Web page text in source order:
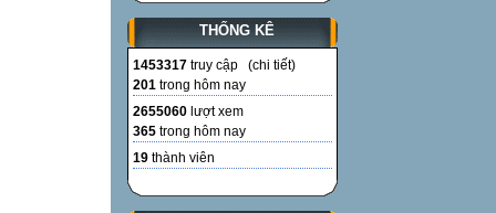
THỐNG KÊ
1453317 truy cập (chi tiết)
201 trong hôm nay
2655060 lượt xem
365 trong hôm nay
19 thành viên